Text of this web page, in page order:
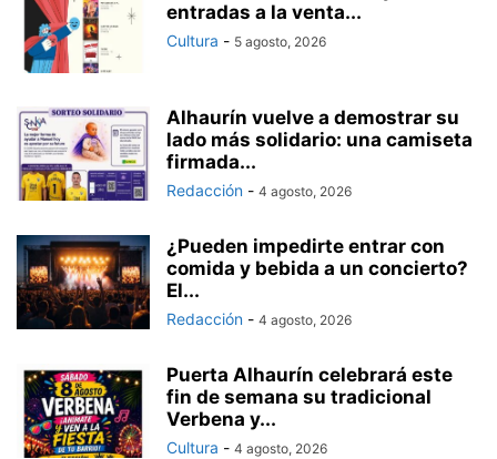
entradas a la venta...
Cultura - 5 agosto, 2026
Alhaurín vuelve a demostrar su
lado más solidario: una camiseta
firmada...
Redacción - 4 agosto, 2026
¿Pueden impedirte entrar con
comida y bebida a un concierto?
El...
Redacción - 4 agosto, 2026
Puerta Alhaurín celebrará este
fin de semana su tradicional
Verbena y...
Cultura - 4 agosto, 2026